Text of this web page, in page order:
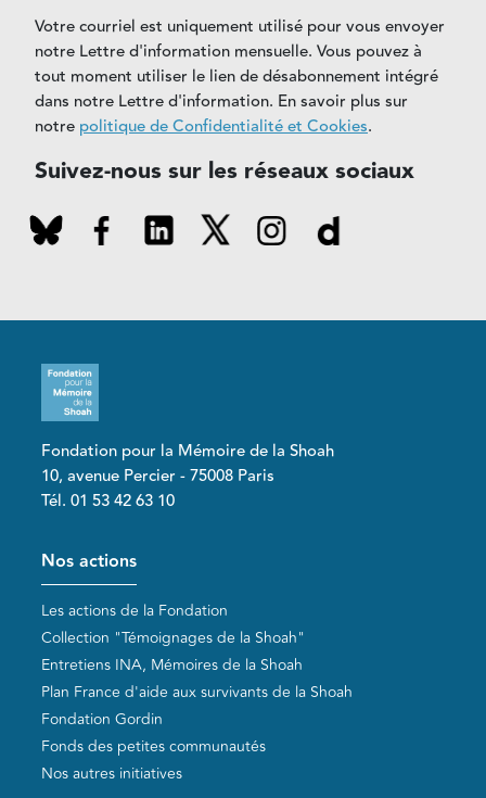
Votre courriel est uniquement utilisé pour vous envoyer
notre Lettre d'information mensuelle. Vous pouvez à
tout moment utiliser le lien de désabonnement intégré
dans notre Lettre d'information. En savoir plus sur
notre politique de Confidentialité et Cookies.
Suivez-nous sur les réseaux sociaux
Fondation pour la Mémoire de la Shoah
10, avenue Percier - 75008 Paris
Tél. 01 53 42 63 10
Pied de page
Nos actions
Les actions de la Fondation
Collection "Témoignages de la Shoah"
Entretiens INA, Mémoires de la Shoah
Plan France d'aide aux survivants de la Shoah
Fondation Gordin
Fonds des petites communautés
Nos autres initiatives